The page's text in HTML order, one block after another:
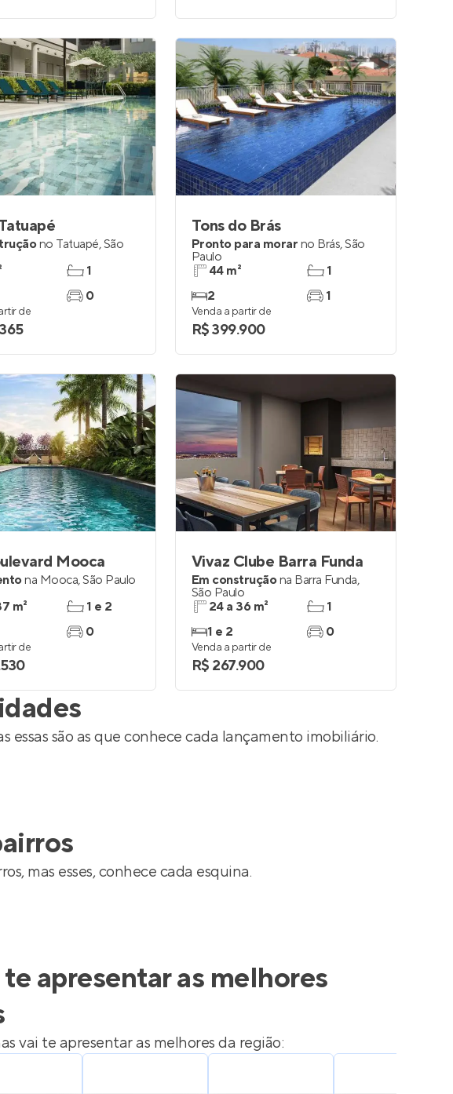
no Tatuapé,São
1
0
de
Tons do Brás
Pronto para morar no Brás,São
Paulo
44 m²
2
1
1
Venda a partir de
R$ 399.900
Mooca
na Mooca,São Paulo
m²
1 e 2
0
de
Vivaz Clube Barra Funda
Em construçãona Barra Funda,
São Paulo
24 a 36 m²
1 e 2
1
0
Venda a partir de
R$ 267.900
essas são as que conhece cada lançamento imobiliário.
mas esses, conhece cada esquina.
apresentar as melhores
vai te apresentar as melhores da região: